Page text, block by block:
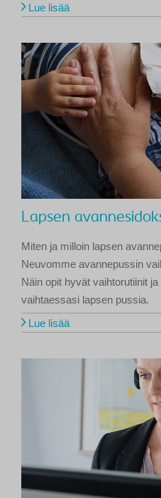
Lue lisää
Lapsen
Miten ja milloin lapsen
Neuvomme avannepussin
Näin opit hyvät vaihtorutiinit
vaihtaessasi lapsen pussia.
Lue lisää